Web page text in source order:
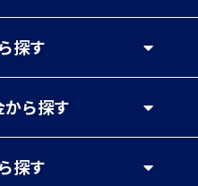
探す
から探す
探す